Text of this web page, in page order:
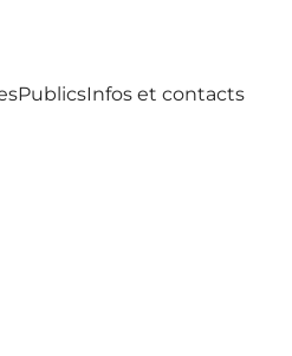
PublicsInfos et contacts